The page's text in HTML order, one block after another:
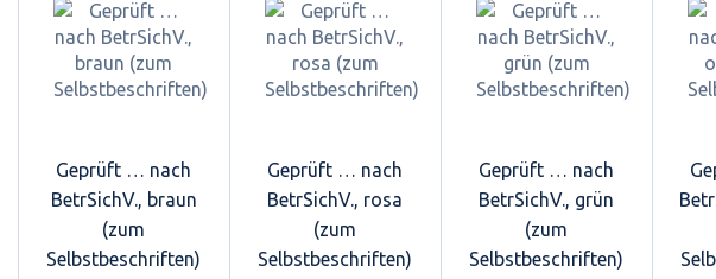
Geprüft … nach
BetrSichV., braun
(zum
Selbstbeschriften)
Geprüft … nach
BetrSichV., rosa
(zum
Selbstbeschriften)
Geprüft … nach
BetrSichV., grün
(zum
Selbstbeschriften)